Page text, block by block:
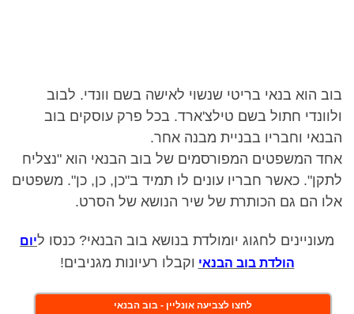
בוב הוא בנאי בריטי שנשוי לאישה בשם וונדי. לבוב
ולוונדי חתול בשם טילצ'ארד. בכל פרק עוסקים בוב
הבנאי וחבריו בבניית מבנה אחר.
אחד המשפטים המפורסמים של בוב הבנאי הוא "נצליח
לתקן". כאשר חבריו עונים לו תמיד ב"כן, כן, כן". משפטים
אלו הם גם הכותרת של שיר הנושא של הסרט.
מעוניינים לחגוג יומולדת בנושא בוב הבנאי? כנסו ליום
הולדת בוב הבנאי וקבלו רעיונות מגניבים!
לחצו לצביעה אונליין - בוב הבנאי